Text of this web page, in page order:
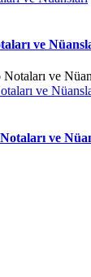
ve
ve
ve